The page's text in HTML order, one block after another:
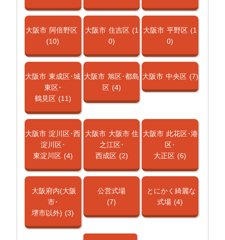
大阪市 阿倍野区
(10)
大阪市 住吉区 (1
0)
大阪市 平野区 (1
0)
大阪市 東成区･城
東区･
鶴見区 (11)
大阪市 旭区･都島
区 (4)
大阪市 中央区 (7)
大阪市 淀川区･西
淀川区･
東淀川区 (4)
大阪市 大阪市 住
之江区･
西成区 (2)
大阪市 此花区･港
区･
大正区 (6)
大阪府内(大阪
市･
堺市以外) (3)
公営式場
(7)
とにかく綺麗な
式場 (4)